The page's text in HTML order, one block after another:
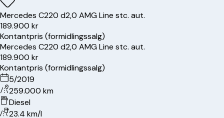
Mercedes C220 d2,0 AMG Line stc. aut.
189.900 kr
Kontantpris (formidlingssalg)
Mercedes C220 d2,0 AMG Line stc. aut.
189.900 kr
Kontantpris (formidlingssalg)
5/2019
259.000 km
Diesel
23.4 km/l